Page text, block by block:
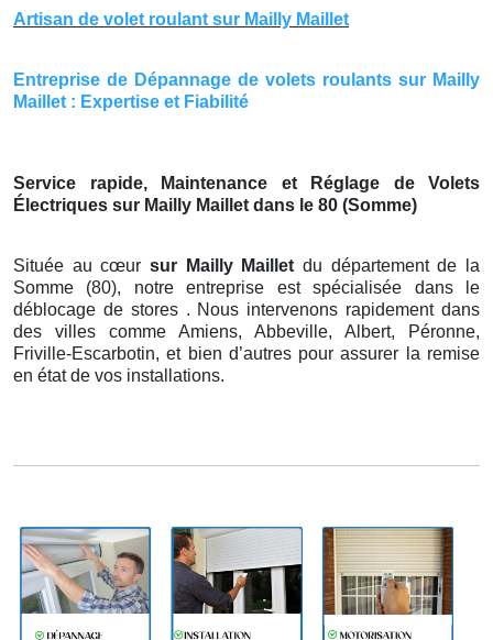
Artisan de volet roulant sur Mailly Maillet
Entreprise de Dépannage de volets roulants sur Mailly
Maillet : Expertise et Fiabilité
Service rapide, Maintenance et Réglage de Volets
Électriques sur Mailly Maillet dans le 80 (Somme)
Située au cœur sur Mailly Maillet du département de la
Somme (80), notre entreprise est spécialisée dans le
déblocage de stores . Nous intervenons rapidement dans
des villes comme Amiens, Abbeville, Albert, Péronne,
Friville-Escarbotin, et bien d’autres pour assurer la remise
en état de vos installations.